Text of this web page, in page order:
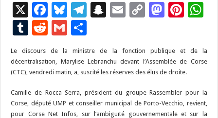
X
F
ac
e
b
o
o
k
Bl
u
es
ky
T
gr
a
m
S
p
c
h
at
E
l
C
y
Li
n
k
M
d
o
n
Pi
es
t
p
T
m
bl
r
R
e
d
di
t
G
m
ai
l
ta
g
er
Le discours de la ministre de la fonction publique et de la
décentralisation, Marylise Lebranchu devant l’Assemblée de Corse
(CTC), vendredi matin, a, suscité les réserves des élus de droite.
Camille de Rocca Serra, président du groupe Rassembler pour la
Corse, député UMP et conseiller municipal de Porto-Vecchio, revient,
pour Corse Net Infos, sur l’ambiguïté gouvernementale et sur la